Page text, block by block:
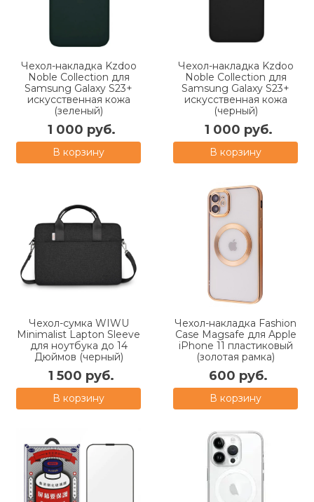
Чехол-накладка Kzdoo
Noble Collection для
Samsung Galaxy S23+
искусственная кожа
(зеленый)
1 000 руб.
В корзину
Чехол-накладка Kzdoo
Noble Collection для
Samsung Galaxy S23+
искусственная кожа
(черный)
1 000 руб.
В корзину
Чехол-сумка WIWU
Minimalist Lapton Sleeve
для ноутбука до 14
Дюймов (черный)
1 500 руб.
В корзину
Чехол-накладка Fashion
Case Magsafe для Apple
iPhone 11 пластиковый
(золотая рамка)
600 руб.
В корзину